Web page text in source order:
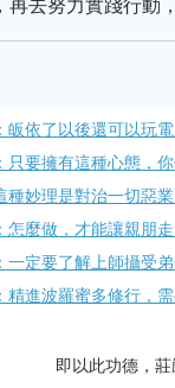
再去努力實踐行動
皈依了以後還可以玩
只要擁有這種心態，
種妙理是對治一切惡
怎麼做，才能讓親朋
一定要了解上師攝受
精進波羅蜜多修行，
即以此功德，